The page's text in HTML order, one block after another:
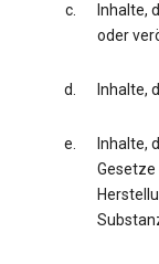
Inhalte,
oder
Inhalte,
Inhalte,
Gesetze